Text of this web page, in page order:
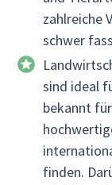
zahlreiche
schwer
sind ideal
bekannt
finden.